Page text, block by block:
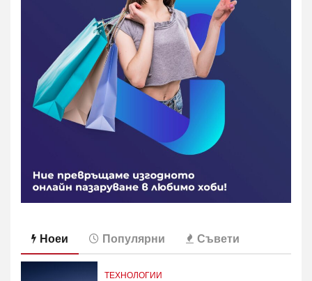
Ноеи Популярни Съвети
ТЕХНОЛОГИИ